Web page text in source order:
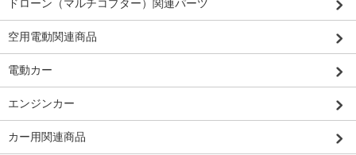
ドローン（マルチコプター）関連パーツ
空用電動関連商品
電動カー
エンジンカー
カー用関連商品